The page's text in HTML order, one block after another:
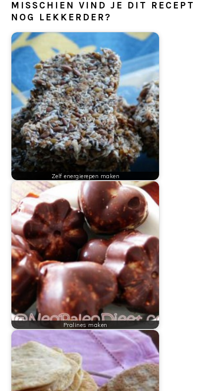
MISSCHIEN VIND JE DIT RECEPT
NOG LEKKERDER?
Zelf energierepen maken
Pralines maken